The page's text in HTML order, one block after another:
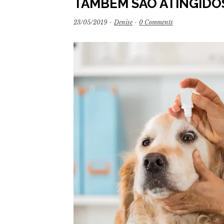
TAMBÉM SÃO
23/05/2019 · Denise · 0 Comments